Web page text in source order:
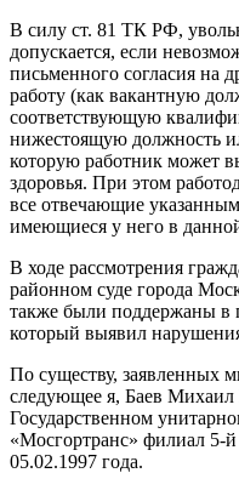
В силу ст. 81 ТК РФ,
допускается, если
письменного согласия на
работу (как вакантную
соответствующую
нижестоящую должность
которую работник может
здоровья. При этом
все отвечающие
имеющиеся у него в
В ходе рассмотрения
районном суде города
также были поддержаны в
который выявил
По существу, заявленных
следующее я, Баев
Государственном
«Мосгортранс» филиал 5-
05.02.1997 года.